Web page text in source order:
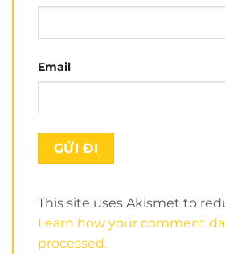
Review chi tiết nón bảo hiểm
Email
This site uses Akismet to
Learn how your comment
processed.